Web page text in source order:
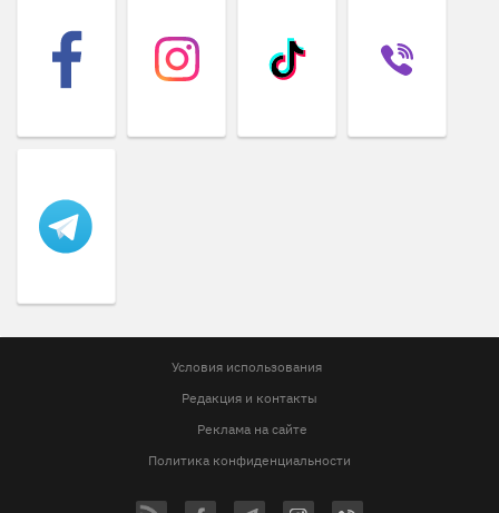
Условия использования
Редакция и контакты
Реклама на сайте
Политика конфиденциальности